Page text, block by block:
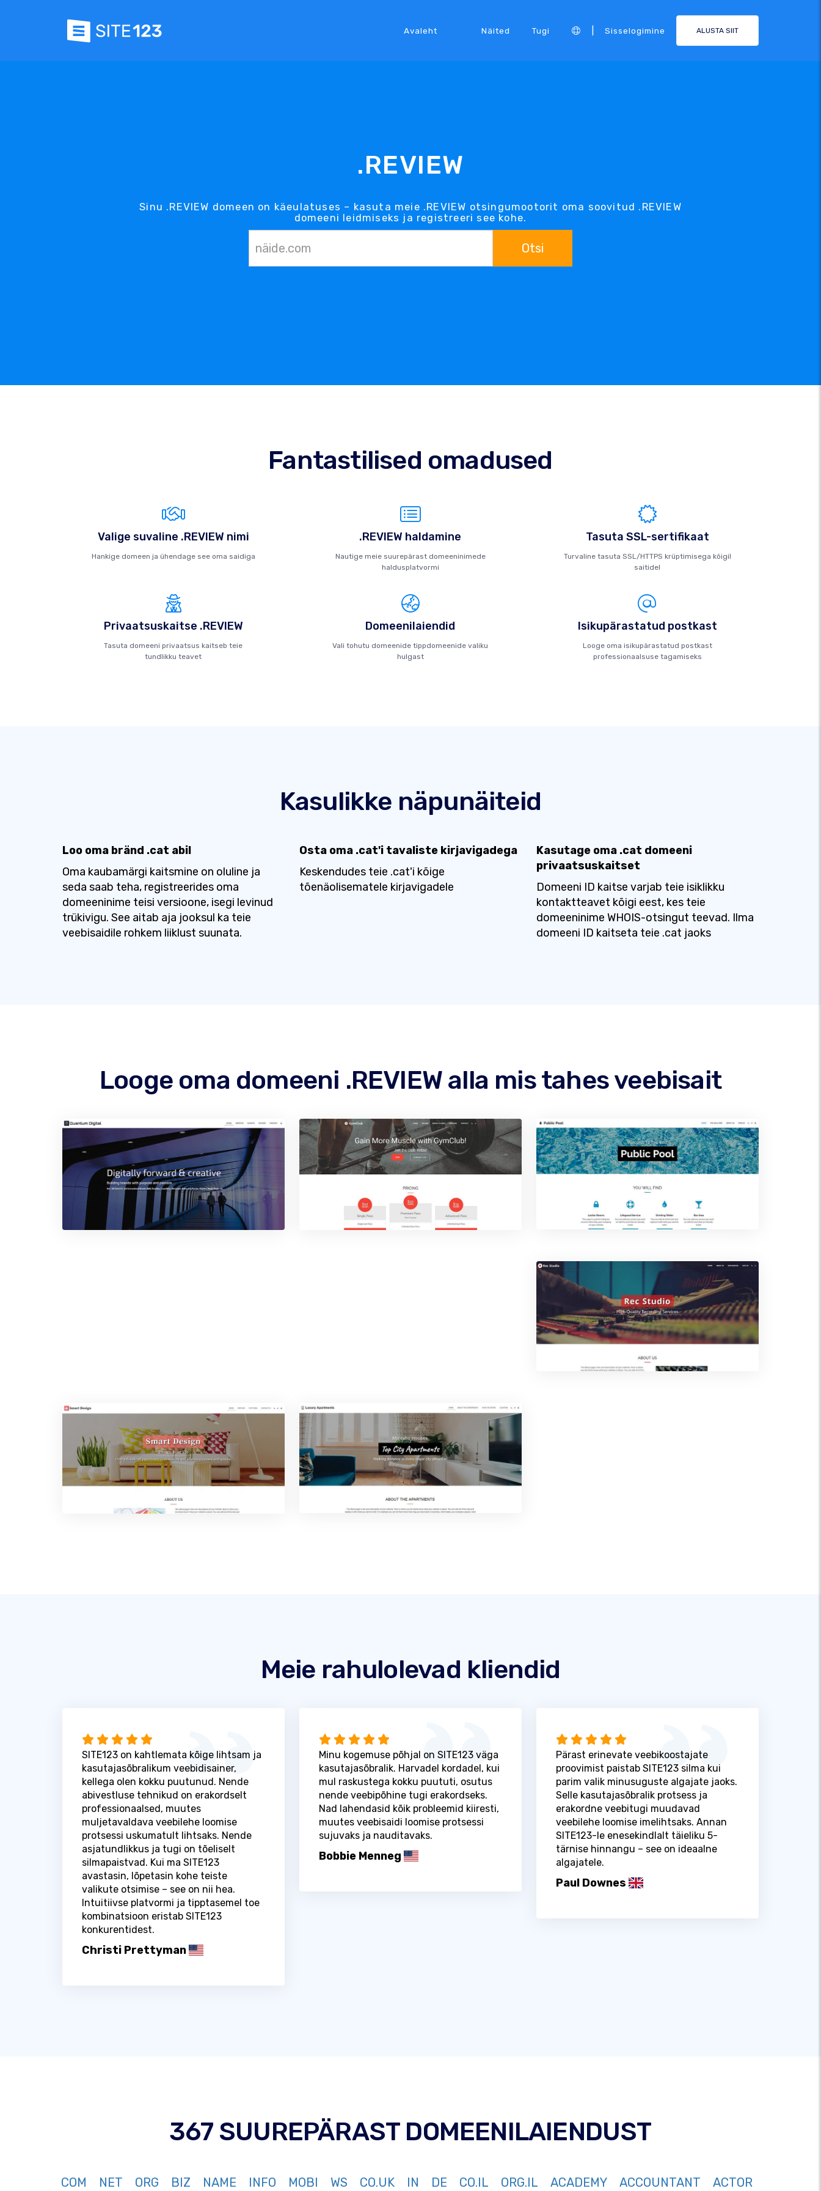
Avaleht Näited Tugi Sisselogimine ALUSTA SIIT
.REVIEW
Sinu .REVIEW domeen on käeulatuses – kasuta meie .REVIEW otsingumootorit oma soovitud .REVIEW
domeeni leidmiseks ja registreeri see kohe.
Otsi
Fantastilised omadused
Valige suvaline .REVIEW nimi
Hankige domeen ja ühendage see oma saidiga
.REVIEW haldamine
Nautige meie suurepärast domeeninimede
haldusplatvormi
Tasuta SSL-sertifikaat
Turvaline tasuta SSL/HTTPS krüptimisega kõigil
saitidel
Privaatsuskaitse .REVIEW
Tasuta domeeni privaatsus kaitseb teie
tundlikku teavet
Domeenilaiendid
Vali tohutu domeenide tippdomeenide valiku
hulgast
Isikupärastatud postkast
Looge oma isikupärastatud postkast
professionaalsuse tagamiseks
Kasulikke näpunäiteid
Loo oma bränd .cat abil
Oma kaubamärgi kaitsmine on oluline ja
seda saab teha, registreerides oma
domeeninime teisi versioone, isegi levinud
trükivigu. See aitab aja jooksul ka teie
veebisaidile rohkem liiklust suunata.
Osta oma .cat'i tavaliste kirjavigadega
Keskendudes teie .cat'i kõige
tõenäolisematele kirjavigadele
Kasutage oma .cat domeeni
privaatsuskaitset
Domeeni ID kaitse varjab teie isiklikku
kontaktteavet kõigi eest, kes teie
domeeninime WHOIS-otsingut teevad. Ilma
domeeni ID kaitseta teie .cat jaoks
Looge oma domeeni .REVIEW alla mis tahes veebisait
Meie rahulolevad kliendid
SITE123 on kahtlemata kõige lihtsam ja
kasutajasõbralikum veebidisainer,
kellega olen kokku puutunud. Nende
abivestluse tehnikud on erakordselt
professionaalsed, muutes
muljetavaldava veebilehe loomise
protsessi uskumatult lihtsaks. Nende
asjatundlikkus ja tugi on tõeliselt
silmapaistvad. Kui ma SITE123
avastasin, lõpetasin kohe teiste
valikute otsimise – see on nii hea.
Intuitiivse platvormi ja tipptasemel toe
kombinatsioon eristab SITE123
konkurentidest.
Christi Prettyman
Minu kogemuse põhjal on SITE123 väga
kasutajasõbralik. Harvadel kordadel, kui
mul raskustega kokku puututi, osutus
nende veebipõhine tugi erakordseks.
Nad lahendasid kõik probleemid kiiresti,
muutes veebisaidi loomise protsessi
sujuvaks ja nauditavaks.
Bobbie Menneg
Pärast erinevate veebikoostajate
proovimist paistab SITE123 silma kui
parim valik minusuguste algajate jaoks.
Selle kasutajasõbralik protsess ja
erakordne veebitugi muudavad
veebilehe loomise imelihtsaks. Annan
SITE123-le enesekindlalt täieliku 5-
tärnise hinnangu – see on ideaalne
algajatele.
Paul Downes
367 SUUREPÄRAST DOMEENILAIENDUST
COM NET ORG BIZ NAME INFO MOBI WS CO.UK IN DE CO.IL ORG.IL ACADEMY ACCOUNTANT ACTOR